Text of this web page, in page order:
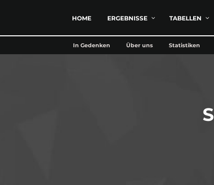
HOME ERGEBNISSE TABELLEN
In Gedenken Über uns Statistiken